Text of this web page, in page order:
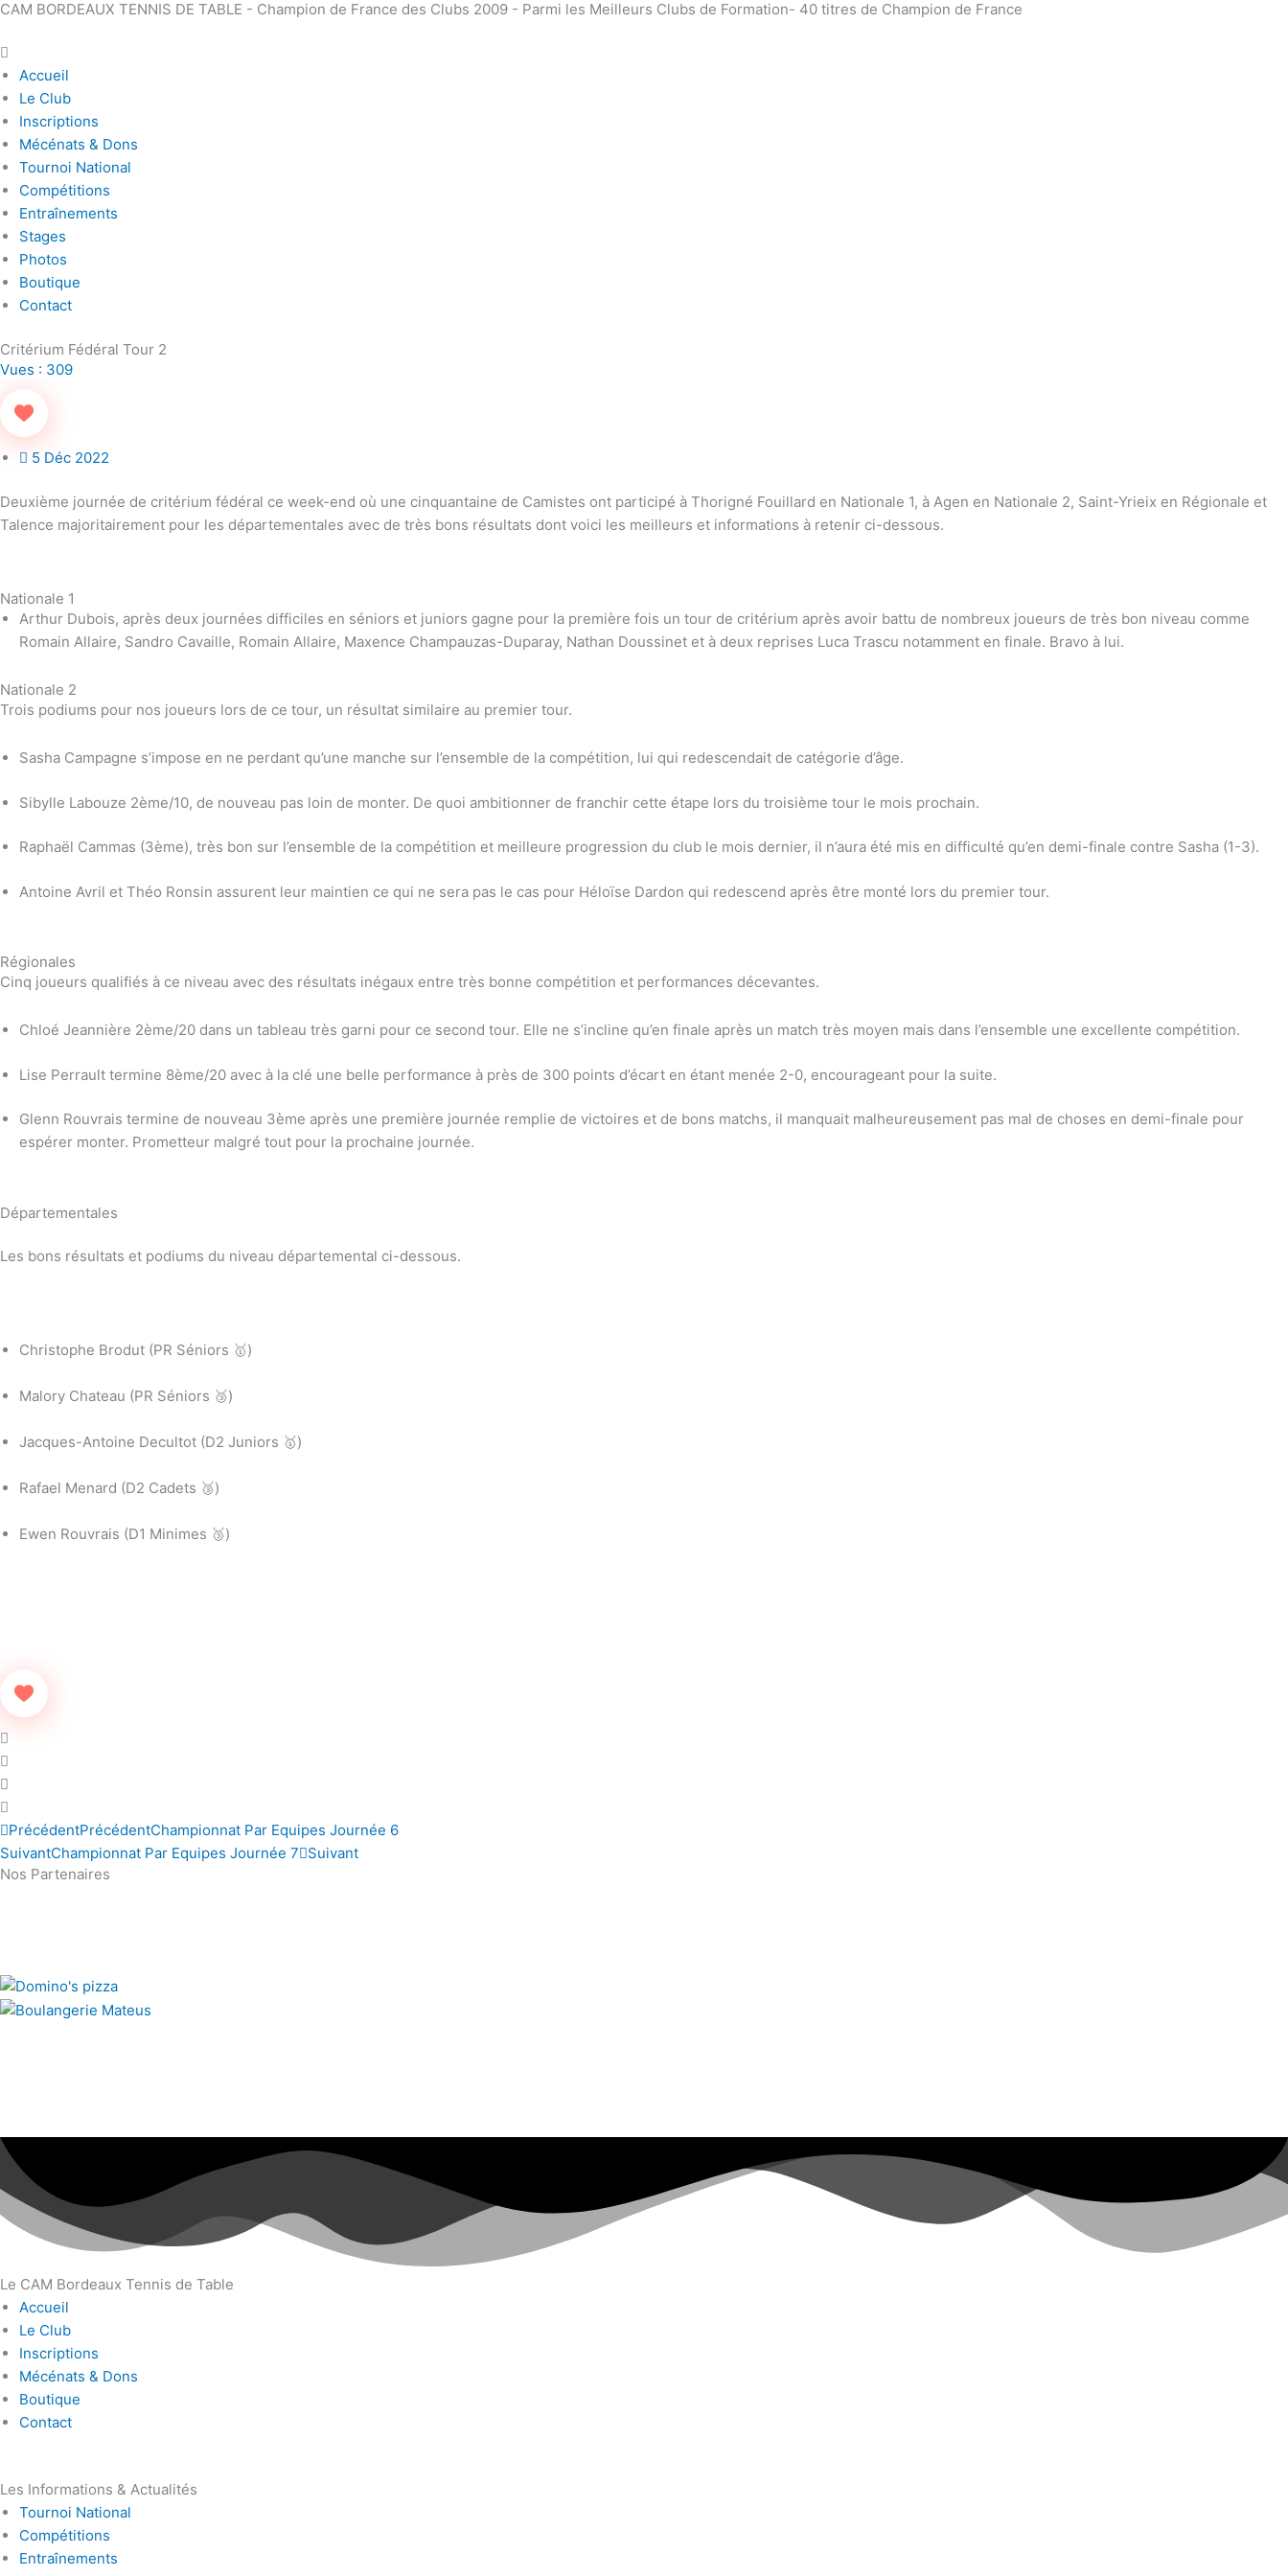
Aller
contenu
CAM BORDEAUX TENNIS DE TABLE - Champion de France des Clubs 2009 - Parmi les Meilleurs Clubs de Formation- 40 titres de Champion de France
Main
Accueil
Le Club
Inscriptions
Mécénats & Dons
Tournoi National
Compétitions
Entraînements
Stages
Photos
Boutique
Contact
Critérium Fédéral Tour 2
Vues : 309
5 Déc 2022
Deuxième journée de critérium fédéral ce week-end où une cinquantaine de Camistes ont participé à Thorigné Fouillard en Nationale 1, à Agen en Nationale 2, Saint-Yrieix en Régionale et
Talence majoritairement pour les départementales avec de très bons résultats dont voici les meilleurs et informations à retenir ci-dessous.
Nationale 1
Arthur Dubois, après deux journées difficiles en séniors et juniors gagne pour la première fois un tour de critérium après avoir battu de nombreux joueurs de très bon niveau comme
Romain Allaire, Sandro Cavaille, Romain Allaire, Maxence Champauzas-Duparay, Nathan Doussinet et à deux reprises Luca Trascu notamment en finale. Bravo à lui.
Nationale 2
Trois podiums pour nos joueurs lors de ce tour, un résultat similaire au premier tour.
Sasha Campagne s’impose en ne perdant qu’une manche sur l’ensemble de la compétition, lui qui redescendait de catégorie d’âge.
Sibylle Labouze 2ème/10, de nouveau pas loin de monter. De quoi ambitionner de franchir cette étape lors du troisième tour le mois prochain.
Raphaël Cammas (3ème), très bon sur l’ensemble de la compétition et meilleure progression du club le mois dernier, il n’aura été mis en difficulté qu’en demi-finale contre Sasha (1-3).
Antoine Avril et Théo Ronsin assurent leur maintien ce qui ne sera pas le cas pour Héloïse Dardon qui redescend après être monté lors du premier tour.
Régionales
Cinq joueurs qualifiés à ce niveau avec des résultats inégaux entre très bonne compétition et performances décevantes.
Chloé Jeannière 2ème/20 dans un tableau très garni pour ce second tour. Elle ne s’incline qu’en finale après un match très moyen mais dans l’ensemble une excellente compétition.
Lise Perrault termine 8ème/20 avec à la clé une belle performance à près de 300 points d’écart en étant menée 2-0, encourageant pour la suite.
Glenn Rouvrais termine de nouveau 3ème après une première journée remplie de victoires et de bons matchs, il manquait malheureusement pas mal de choses en demi-finale pour
espérer monter. Prometteur malgré tout pour la prochaine journée.
Départementales
Les bons résultats et podiums du niveau départemental ci-dessous.
Christophe Brodut (PR Séniors 🥇)
Malory Chateau (PR Séniors 🥉)
Jacques-Antoine Decultot (D2 Juniors 🥇)
Rafael Menard (D2 Cadets 🥉)
Ewen Rouvrais (D1 Minimes 🥉)
PrécédentPrécédentChampionnat Par Equipes Journée 6
SuivantChampionnat Par Equipes Journée 7 Suivant
Nos Partenaires
Le CAM Bordeaux Tennis de Table
Accueil
Le Club
Inscriptions
Mécénats & Dons
Boutique
Contact
Les Informations & Actualités
Tournoi National
Compétitions
Entraînements